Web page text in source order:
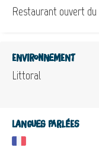
Restaurant ouvert du
Environnement
Littoral
Langues parlées